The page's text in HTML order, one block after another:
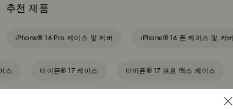
추천 제품
iPhone® 16 Pro 케이스 및 커버 iPhone® 16 폰 케이스 및 커버
스 아이폰® 17 케이스 아이폰® 17 프로 맥스 케이스